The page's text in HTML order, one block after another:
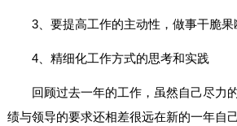
3、要提高工作的主动性，做事干脆果
4、精细化工作方式的思考和实践
回顾过去一年的工作，虽然自己尽力
绩与领导的要求还相差很远在新的一年自